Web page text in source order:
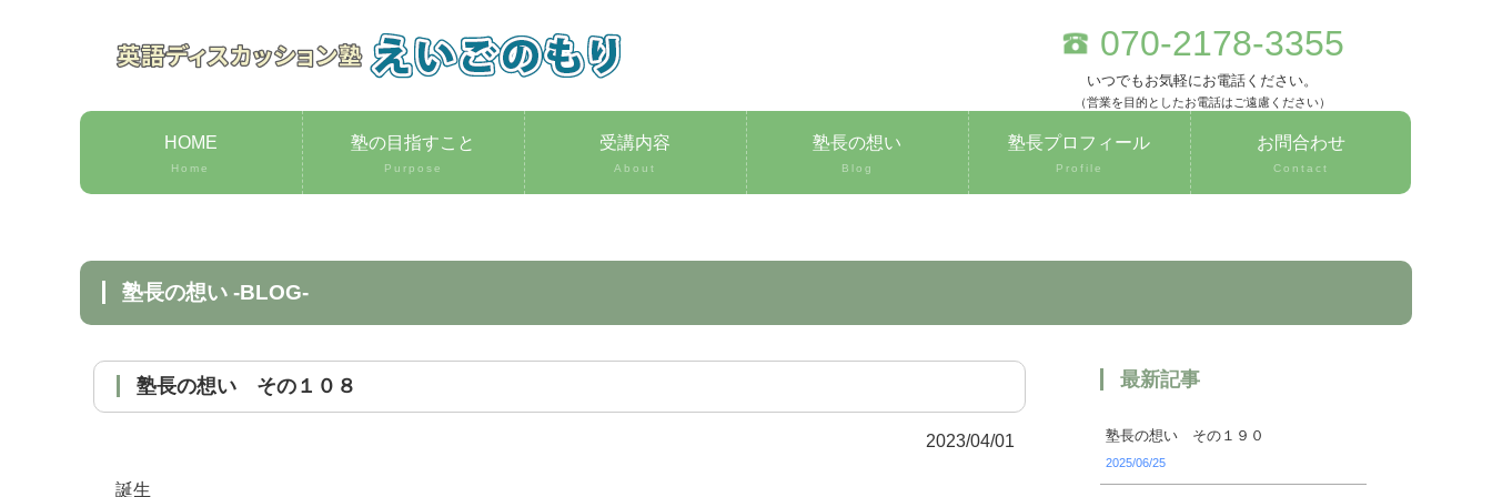
070-2178-3355
いつでもお気軽にお電話ください。
（営業を目的としたお電話はご遠慮ください）
HOME
Home
塾の目指すこと
Purpose
受講内容
About
塾長の想い
Blog
塾長プロフィール
Profile
お問合わせ
Contact
塾長の想い -BLOG-
塾長の想い その１０８
2023/04/01
誕生
最新記事
塾長の想い その１９０
2025/06/25